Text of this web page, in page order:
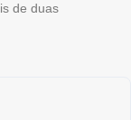
de duas